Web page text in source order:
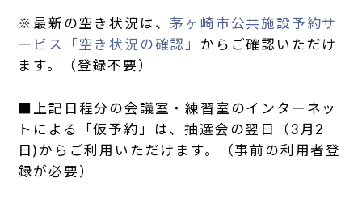
※最新の空き状況は、茅ヶ崎市公共施設予約サ
ービス「空き状況の確認」 からご確認いただけ
ます。（登録不要）
■上記日程分の会議室・練習室のインターネッ
トによる「仮予約」は、抽選会の翌日（3月2
日)からご利用いただけます。（事前の利用者登
録が必要）